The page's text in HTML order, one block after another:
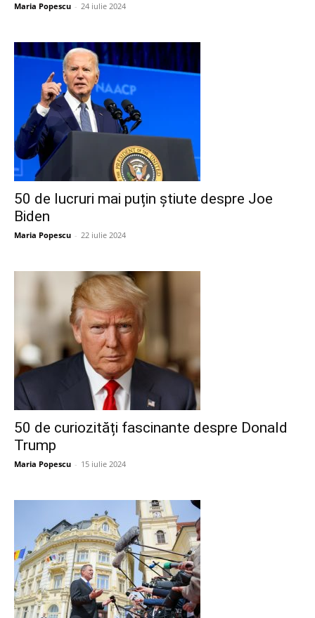
Maria Popescu - 24 iulie 2024
50 de lucruri mai puțin știute despre Joe
Biden
Maria Popescu - 22 iulie 2024
50 de curiozități fascinante despre Donald
Trump
Maria Popescu - 15 iulie 2024